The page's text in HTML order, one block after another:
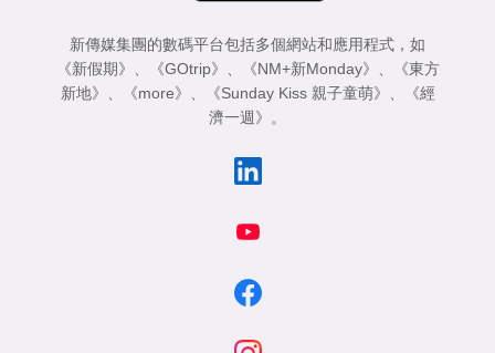
新傳媒集團的數碼平台包括多個網站和應用程式，如
《新假期》
《GOtrip》 《NM+新Monday》
《東方
新地》
《more》 《Sunday Kiss 親子童萌》
《經
濟一週》
。